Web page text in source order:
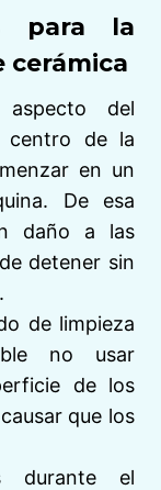
para la
cerámica
aspecto del
centro de la
en un
De esa
daño a las
detener sin
de limpieza
no usar
de los
que los
durante el